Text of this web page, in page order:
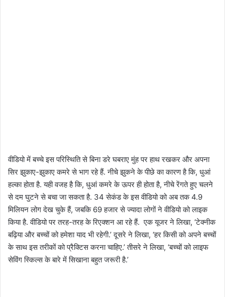
वीडियो में बच्चे इस परिस्थिति से बिना डरे घबराए मुंह पर हाथ रखकर और अपना
सिर झुकाए-झुकाए कमरे से भाग रहे हैं. नीचे झुकने के पीछे का कारण है कि, धुआं
हल्का होता है. यही वजह है कि, धुआं कमरे के ऊपर ही होता है, नीचे रेंगते हुए चलने
से दम घुटने से बचा जा सकता है. 34 सेकंड के इस वीडियो को अब तक 4.9
मिलियन लोग देख चुके हैं, जबकि 69 हजार से ज्यादा लोगों ने वीडियो को लाइक
किया है. वीडियो पर तरह-तरह के रिएक्शन आ रहे हैं. एक यूजर ने लिखा, ‘टेक्नीक
बढ़िया और बच्चों को हमेशा याद भी रहेगी.’ दूसरे ने लिखा, ‘हर किसी को अपने बच्चों
के साथ इस तरीकों को प्रैक्टिस करना चाहिए.’ तीसरे ने लिखा, ‘बच्चों को लाइफ
सेविंग स्किल्स के बारे में सिखाना बहुत जरूरी है.’